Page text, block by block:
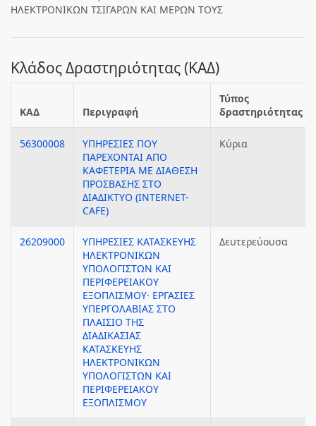
ΗΛΕΚΤΡΟΝΙΚΩΝ ΤΣΙΓΑΡΩΝ ΚΑΙ ΜΕΡΩΝ ΤΟΥΣ
Κλάδος Δραστηριότητας (ΚΑΔ)
ΚΑΔ Περιγραφή
Τύπος
δραστηριότητας
56300008
ΥΠΗΡΕΣΙΕΣ ΠΟΥ
ΠΑΡΕΧΟΝΤΑΙ ΑΠΟ
ΚΑΦΕΤΕΡΙΑ ΜΕ ΔΙΑΘΕΣΗ
ΠΡΟΣΒΑΣΗΣ ΣΤΟ
ΔΙΑΔΙΚΤΥΟ (INTERNET-
CAFE)
Κύρια
26209000
ΥΠΗΡΕΣΙΕΣ ΚΑΤΑΣΚΕΥΗΣ
ΗΛΕΚΤΡΟΝΙΚΩΝ
ΥΠΟΛΟΓΙΣΤΩΝ ΚΑΙ
ΠΕΡΙΦΕΡΕΙΑΚΟΥ
ΕΞΟΠΛΙΣΜΟΥ· ΕΡΓΑΣΙΕΣ
ΥΠΕΡΓΟΛΑΒΙΑΣ ΣΤΟ
ΠΛΑΙΣΙΟ ΤΗΣ
ΔΙΑΔΙΚΑΣΙΑΣ
ΚΑΤΑΣΚΕΥΗΣ
ΗΛΕΚΤΡΟΝΙΚΩΝ
ΥΠΟΛΟΓΙΣΤΩΝ ΚΑΙ
ΠΕΡΙΦΕΡΕΙΑΚΟΥ
ΕΞΟΠΛΙΣΜΟΥ
Δευτερεύουσα